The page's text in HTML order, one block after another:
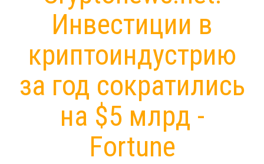
Инвестиции в
криптоиндустрию
за год сократились
на $5 млрд -
Fortune